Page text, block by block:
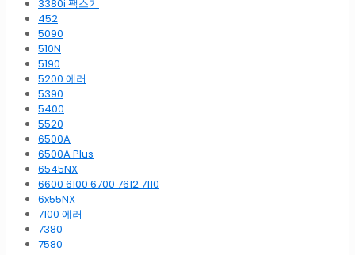
3380i 팩스기
452
5090
510N
5190
5200 에러
5390
5400
5520
6500A
6500A Plus
6545NX
6600 6100 6700 7612 7110
6x55NX
7100 에러
7380
7580